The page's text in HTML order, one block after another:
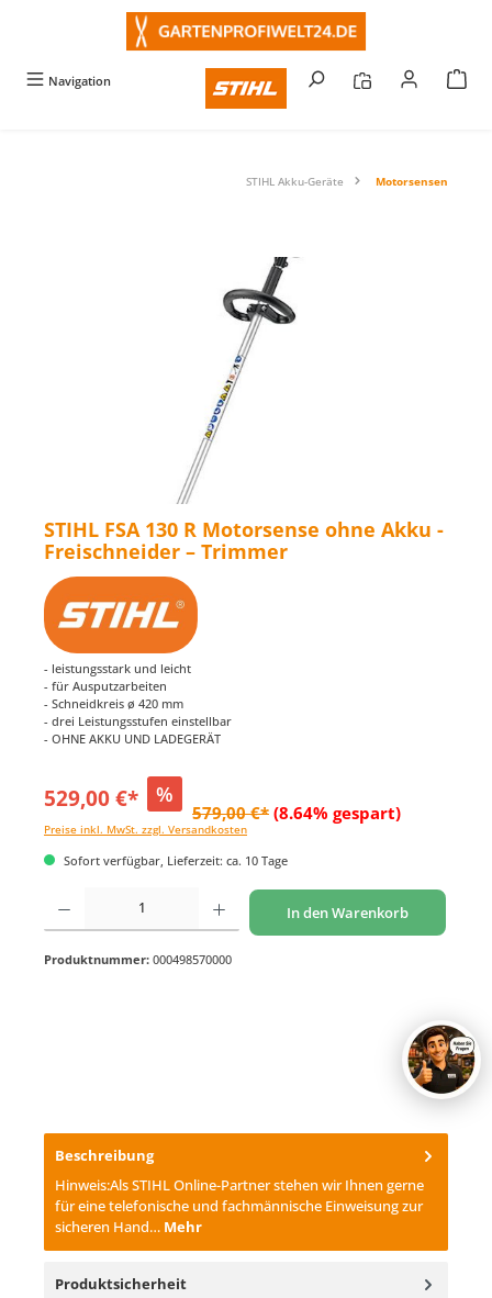
Navigation
STIHL Akku-Geräte Motorsensen
STIHL FSA 130 R Motorsense ohne Akku -
Freischneider – Trimmer
- leistungsstark und leicht
- für Ausputzarbeiten
- Schneidkreis ø 420 mm
- drei Leistungsstufen einstellbar
- OHNE AKKU UND LADEGERÄT
529,00 €* %
579,00 €* (8.64% gespart)
Preise inkl. MwSt. zzgl. Versandkosten
Sofort verfügbar, Lieferzeit: ca. 10 Tage
Produkt Anzahl: Gib den gewünschten Wert ein oder benutze die Schaltflächen um
In den Warenkorb
Produktnummer: 000498570000
Beschreibung
Hinweis:Als STIHL Online-Partner stehen wir Ihnen gerne
für eine telefonische und fachmännische Einweisung zur
sicheren Hand… Mehr
Produktsicherheit